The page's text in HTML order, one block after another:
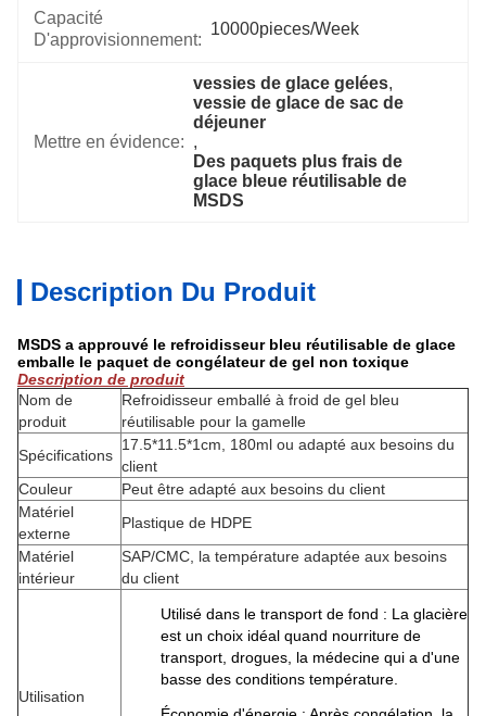
Capacité
D'approvisionnement:
10000pieces/week
Mettre en évidence:
vessies de glace gelées,
vessie de glace de sac de
déjeuner
,
Des paquets plus frais de
glace bleue réutilisable de
MSDS
Description Du Produit
MSDS a approuvé le refroidisseur bleu réutilisable de glace
emballe le paquet de congélateur de gel non toxique
Description de produit
Nom de
produit
Refroidisseur emballé à froid de gel bleu
réutilisable pour la gamelle
Spécifications
17.5*11.5*1cm, 180ml ou adapté aux besoins du
client
Couleur
Peut être adapté aux besoins du client
Matériel
externe
Plastique de HDPE
Matériel
intérieur
SAP/CMC, la température adaptée aux besoins
du client
Utilisation
Utilisé dans le transport de fond : La glacière
est un choix idéal quand nourriture de
transport, drogues, la médecine qui a d'une
basse des conditions température.